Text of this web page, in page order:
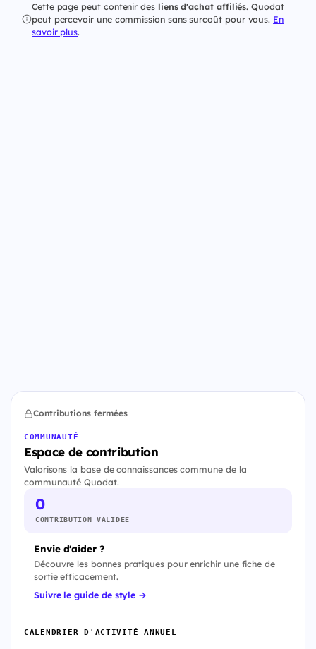
Cette page peut contenir des liens d'achat affiliés. Quodat
peut percevoir une commission sans surcoût pour vous. En
savoir plus.
Contributions fermées
COMMUNAUTÉ
Espace de contribution
Valorisons la base de connaissances commune de la
communauté Quodat.
0
CONTRIBUTION VALIDÉE
Envie d'aider ?
Découvre les bonnes pratiques pour enrichir une fiche de
sortie efficacement.
Suivre le guide de style →
CALENDRIER D'ACTIVITÉ ANNUEL